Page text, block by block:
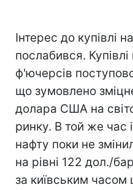
Інтерес до купівлі
послабився.
ф'ючерсів
що зумовлено
долара США на
ринку. В той же час
нафту поки не
на рівні 122 дол./
за київським часом